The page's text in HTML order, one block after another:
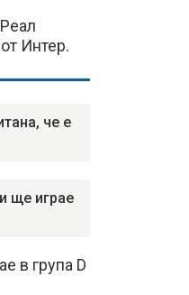
Интер.
че е
ще играе
в група D